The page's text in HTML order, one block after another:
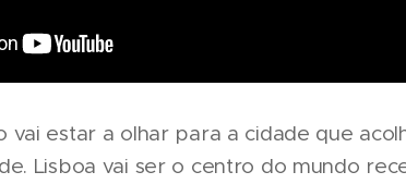
vai estar a olhar para a cidade que
Lisboa vai ser o centro do mundo